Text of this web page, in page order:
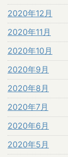
2020年12月
2020年11月
2020年10月
2020年9月
2020年8月
2020年7月
2020年6月
2020年5月